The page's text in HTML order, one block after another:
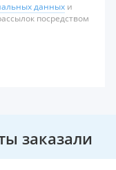
данных и
посредством
заказали